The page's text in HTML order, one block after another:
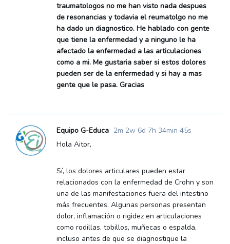
traumatologos no me han visto nada despues
de resonancias y todavia el reumatolgo no me
ha dado un diagnostico. He hablado con gente
que tiene la enfermedad y a ninguno le ha
afectado la enfermedad a las articulaciones
como a mi. Me gustaria saber si estos dolores
pueden ser de la enfermedad y si hay a mas
gente que le pasa. Gracias
Equipo G-Educa 2m 2w 6d 7h 34min 45s
Hola Aitor,
Sí, los dolores articulares pueden estar
relacionados con la enfermedad de Crohn y son
una de las manifestaciones fuera del intestino
más frecuentes. Algunas personas presentan
dolor, inflamación o rigidez en articulaciones
como rodillas, tobillos, muñecas o espalda,
incluso antes de que se diagnostique la